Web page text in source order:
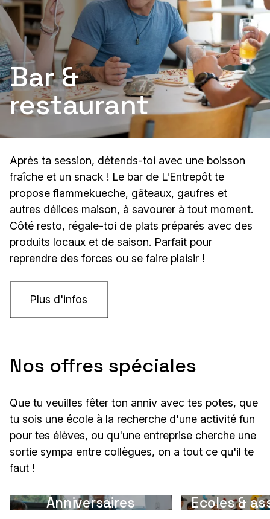
Bar &
restaurant
Après ta session, détends-toi avec une boisson
fraîche et un snack ! Le bar de L'Entrepôt te
propose flammekueche, gâteaux, gaufres et
autres délices maison, à savourer à tout moment.
Côté resto, régale-toi de plats préparés avec des
produits locaux et de saison. Parfait pour
reprendre des forces ou se faire plaisir !
Plus d'infos
Nos offres spéciales
Que tu veuilles fêter ton anniv avec tes potes, que
tu sois une école à la recherche d'une activité fun
pour tes élèves, ou qu'une entreprise cherche une
sortie sympa entre collègues, on a tout ce qu'il te
faut !
Anniversaires Ecoles &